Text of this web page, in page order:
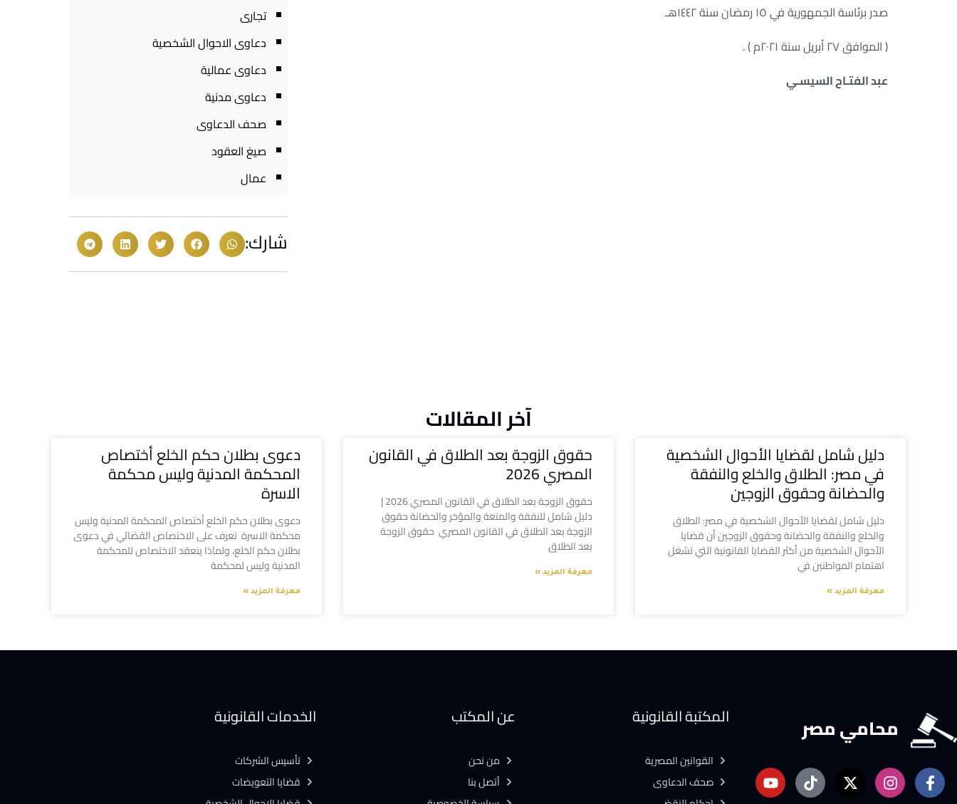
صدر برئاسة الجمهورية في ١٥ رمضان سنة ١٤٤٢هـ
( الموافق ٢٧ أبريل سنة ٢٠٢١م ) .
عبد الفتـاح السيسـي
تجارى
دعاوى الاحوال الشخصية
دعاوى عمالية
دعاوى مدنية
صحف الدعاوى
صيغ العقود
عمال
شارك:
آخر المقالات
دليل شامل لقضايا الأحوال الشخصية
في مصر: الطلاق والخلع والنفقة
والحضانة وحقوق الزوجين
دليل شامل لقضايا الأحوال الشخصية في مصر: الطلاق
والخلع والنفقة والحضانة وحقوق الزوجين أن قضايا
الأحوال الشخصية من أكثر القضايا القانونية التي تشغل
اهتمام المواطنين في
معرفة المزيد »
حقوق الزوجة بعد الطلاق في القانون
المصري 2026
حقوق الزوجة بعد الطلاق في القانون المصري 2026 |
دليل شامل للنفقة والمتعة والمؤخر والحضانة حقوق
الزوجة بعد الطلاق في القانون المصري حقوق الزوجة
بعد الطلاق
معرفة المزيد »
دعوى بطلان حكم الخلع أختصاص
المحكمة المدنية وليس محكمة
الاسرة
دعوى بطلان حكم الخلع أختصاص المحكمة المدنية وليس
محكمة الاسرة تعرف على الاختصاص القضائي في دعوى
بطلان حكم الخلع، ولماذا ينعقد الاختصاص للمحكمة
المدنية وليس لمحكمة
معرفة المزيد »
محامي مصر المكتبة القانونية
القوانين المصرية
صحف الدعاوى
عن المكتب
من نحن
أتصل بنا
الخدمات القانونية
تأسيس الشركات
قضايا التعويضات